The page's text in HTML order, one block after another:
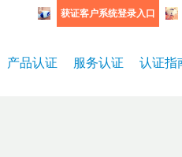
获证客户系统登录入口
产品认证 服务认证 认证指